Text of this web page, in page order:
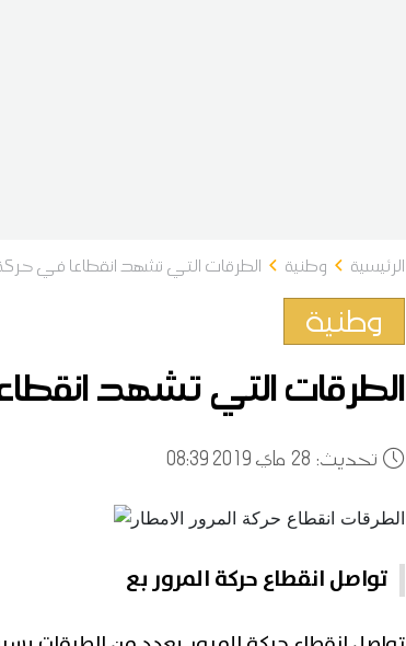
الرئيسية وطنية الطرقات التي تشهد انقطاعا في حركة
وطنية
الطرقات التي تشهد
:تحديث 28 08:39 2019 ماي
تواصل انقطاع حركة المرور بع